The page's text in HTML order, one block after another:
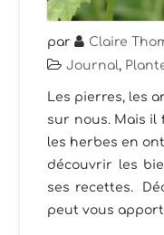
par Claire
Journal,
Les pierres, les
sur nous. Mais il
les herbes en
découvrir les
ses recettes.
peut vous